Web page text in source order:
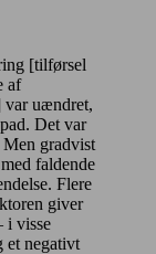
[tilførsel
af
var uændret,
Det var
gradvist
faldende
Flere
giver
i visse
et negativt